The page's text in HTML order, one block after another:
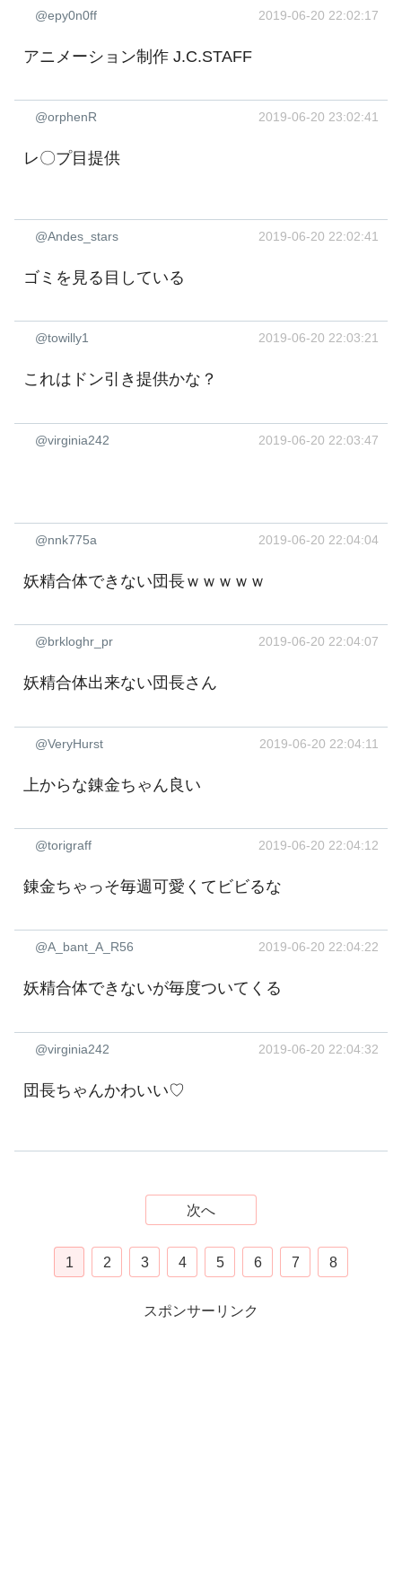
@epy0n0ff 2019-06-20 22:02:17
アニメーション制作 J.C.STAFF
@orphenR 2019-06-20 23:02:41
レ〇プ目提供 ‍
@Andes_stars 2019-06-20 22:02:41
ゴミを見る目している
@towilly1 2019-06-20 22:03:21
これはドン引き提供かな？
@virginia242 2019-06-20 22:03:47
@nnk775a 2019-06-20 22:04:04
妖精合体できない団長ｗｗｗｗｗ
@brkloghr_pr 2019-06-20 22:04:07
妖精合体出来ない団長さん
@VeryHurst 2019-06-20 22:04:11
上からな錬金ちゃん良い
@torigraff 2019-06-20 22:04:12
錬金ちゃっそ毎週可愛くてビビるな
@A_bant_A_R56 2019-06-20 22:04:22
妖精合体できないが毎度ついてくる
@virginia242 2019-06-20 22:04:32
団長ちゃんかわいい♡
次へ
1 2 3 4 5 6 7 8
スポンサーリンク